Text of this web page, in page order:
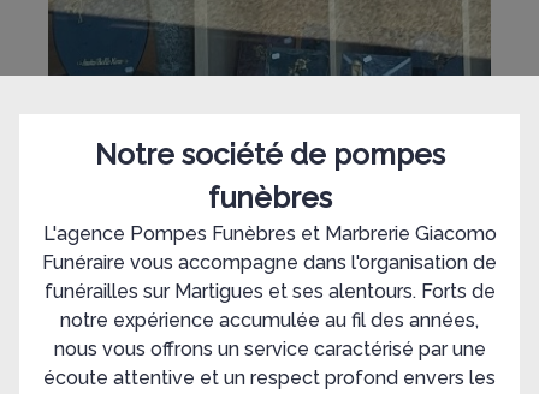
Notre société de pompes
funèbres
L'agence Pompes Funèbres et Marbrerie Giacomo
Funéraire vous accompagne dans l'organisation de
funérailles sur Martigues et ses alentours. Forts de
notre expérience accumulée au fil des années,
nous vous offrons un service caractérisé par une
écoute attentive et un respect profond envers les